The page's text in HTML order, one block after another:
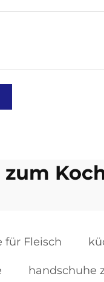
für Fleisch
handschuhe